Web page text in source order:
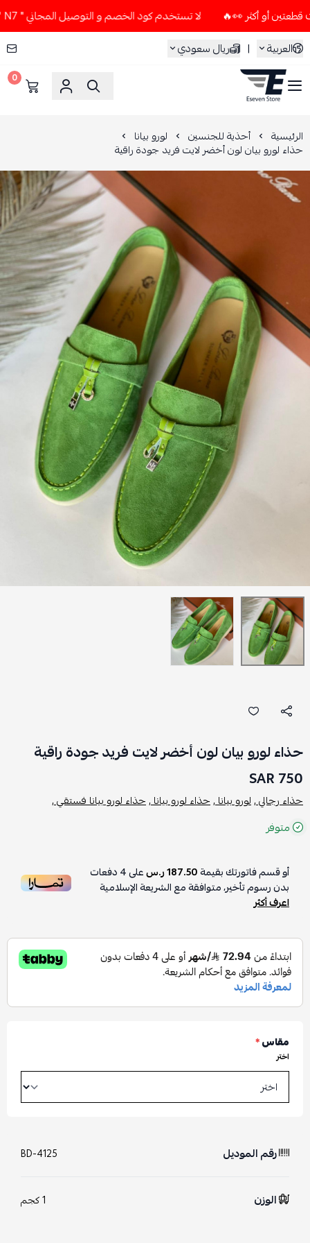
لا تستخدم كود الخصم و التوصيل المجاني " N7 " إلا إذا طلبت قطعتين أو أكثر 👀🔥
العربية
| ريال سعودي
ESEVEN STORE
0
الرئيسية أحذية للجنسين لورو بيانا
حذاء لورو بيان لون أخضر لايت فريد جودة راقية
حذاء لورو بيان لون أخضر لايت فريد جودة راقية
750 SAR
حذاء رجالي ,لورو بيانا ,حذاء لورو بيانا ,حذاء لورو بيانا فستقي ,
متوفر
أو قسم فاتورتك بقيمة187.50 ر.س على4دفعات
بدون رسوم تأخير، متوافقة مع الشريعة الإسلامية
اعرف أكثر
مقاس*
اختر
رقم الموديل BD-4125
الوزن 1 كجم